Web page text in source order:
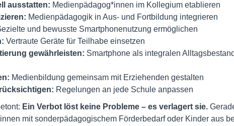
ausstatten: Medienpädagog*innen im Kollegium etablieren
Medienpädagogik in Aus- und Fortbildung integrieren
und bewusste Smartphonenutzung ermöglichen
Vertraute Geräte für Teilhabe einsetzen
gewährleisten: Smartphone als integralen
Medienbildung gemeinsam mit Erziehenden gestalten
Regelungen an jede Schule anpassen
Ein Verbot löst keine Probleme – es verlagert sie.
mit sonderpädagogischem Förderbedarf oder Kinder aus